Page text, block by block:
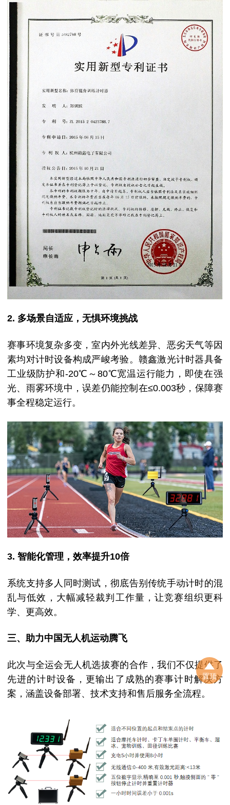
2. 多场景自适应，无惧环境挑战
赛事环境复杂多变，室内外光线差异、恶劣天气等因
素均对计时设备构成严峻考验。赣鑫激光计时器具备
工业级防护和-20℃～80℃宽温运行能力，即使在强
光、雨雾环境中，误差仍能控制在≤0.003秒，保障赛
事全程稳定运行。
3. 智能化管理，效率提升10倍
系统支持多人同时测试，彻底告别传统手动计时的混
乱与低效，大幅减轻裁判工作量，让竞赛组织更科
学、更高效。
三、助力中国无人机运动腾飞
此次与全运会无人机选拔赛的合作，我们不仅提供了
先进的计时设备，更输出了成熟的赛事计时解决方
案，涵盖设备部署、技术支持和售后服务全流程。
置顶